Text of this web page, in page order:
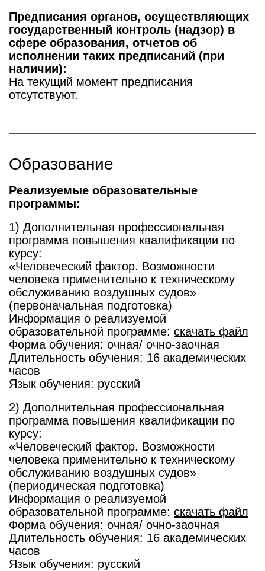
Предписания органов, осуществляющих
государственный контроль (надзор) в
сфере образования, отчетов об
исполнении таких предписаний (при
наличии):
На текущий момент предписания
отсутствуют.
Образование
Реализуемые образовательные
программы:
1) Дополнительная профессиональная
программа повышения квалификации по
курсу:
«Человеческий фактор. Возможности
человека применительно к техническому
обслуживанию воздушных судов»
(первоначальная подготовка)
Информация о реализуемой
образовательной программе: скачать файл
Форма обучения: очная/ очно-заочная
Длительность обучения: 16 академических
часов
Язык обучения: русский
2) Дополнительная профессиональная
программа повышения квалификации по
курсу:
«Человеческий фактор. Возможности
человека применительно к техническому
обслуживанию воздушных судов»
(периодическая подготовка)
Информация о реализуемой
образовательной программе: скачать файл
Форма обучения: очная/ очно-заочная
Длительность обучения: 16 академических
часов
Язык обучения: русский